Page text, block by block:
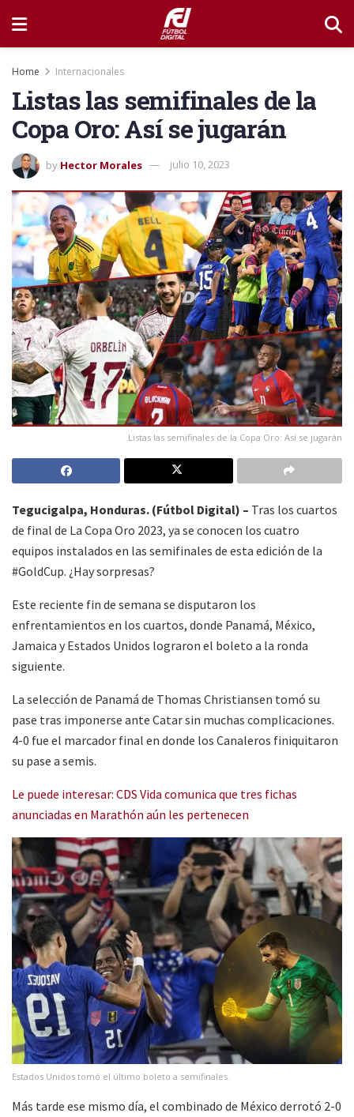
Home Internacionales
Listas las semifinales de la
Copa Oro: Así se jugarán
by Hector Morales julio 10, 2023
Listas las semifinales de la Copa Oro: Así se jugarán
Tegucigalpa, Honduras. (Fútbol Digital) – Tras los cuartos
de final de La Copa Oro 2023, ya se conocen los cuatro
equipos instalados en las semifinales de esta edición de la
#GoldCup. ¿Hay sorpresas?
Este reciente fin de semana se disputaron los
enfrentamientos en los cuartos, donde Panamá, México,
Jamaica y Estados Unidos lograron el boleto a la ronda
siguiente.
La selección de Panamá de Thomas Christiansen tomó su
pase tras imponerse ante Catar sin muchas complicaciones.
4-0 fue el marcador final en donde los Canaleros finiquitaron
su pase a semis.
Le puede interesar: CDS Vida comunica que tres fichas
anunciadas en Marathón aún les pertenecen
Estados Unidos tomó el último boleto a semifinales.
Más tarde ese mismo día, el combinado de México derrotó 2-0